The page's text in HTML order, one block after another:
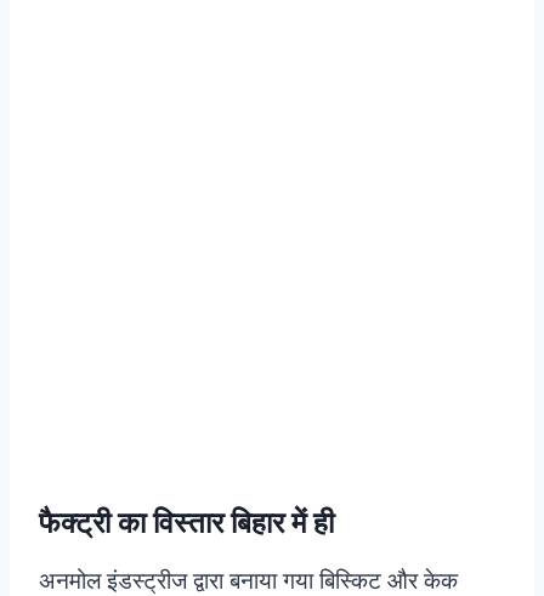
फैक्ट्री का विस्तार बिहार में ही
अनमोल इंडस्ट्रीज द्वारा बनाया गया बिस्किट और केक